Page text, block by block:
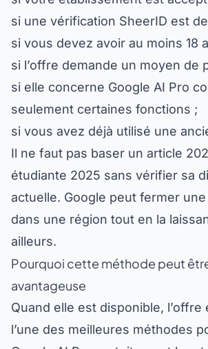
si une vérification SheerID est
si vous devez avoir au moins 18
si l’offre demande un moyen de
si elle concerne Google AI Pro
seulement certaines fonctions ;
si vous avez déjà utilisé une
Il ne faut pas baser un article
étudiante 2025 sans vérifier sa
actuelle. Google peut fermer une
dans une région tout en la
ailleurs.
Pourquoi cette méthode peut être
avantageuse
Quand elle est disponible, l’offre
l’une des meilleures méthodes
Google AI Pro gratuitement
Outils